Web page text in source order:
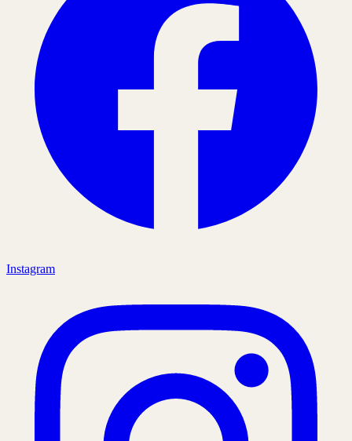
Instagram